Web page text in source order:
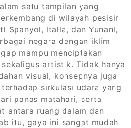
satu tampilan yang
di wilayah pesisir
Spanyol, Italia, dan Yunani,
negara dengan iklim
mampu menciptakan
sekaligus artistik. Tidak hanya
visual, konsepnya juga
sirkulasi udara yang
panas matahari, serta
antara ruang dalam dan
itu, gaya ini sangat mudah